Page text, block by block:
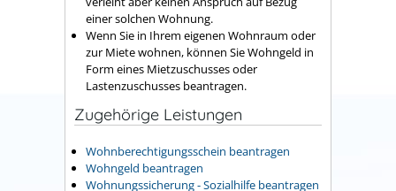
einer solchen Wohnung.
Wenn Sie in Ihrem eigenen Wohnraum oder
zur Miete wohnen, können Sie Wohngeld in
Form eines Mietzuschusses oder
Lastenzuschusses beantragen.
Zugehörige Leistungen
Wohnberechtigungsschein beantragen
Wohngeld beantragen
Wohnungssicherung - Sozialhilfe beantragen